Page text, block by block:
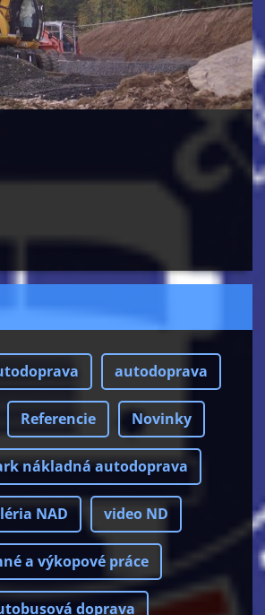
autodoprava
Referencie Novinky
nákladná autodoprava
NAD video ND
a výkopové práce
doprava